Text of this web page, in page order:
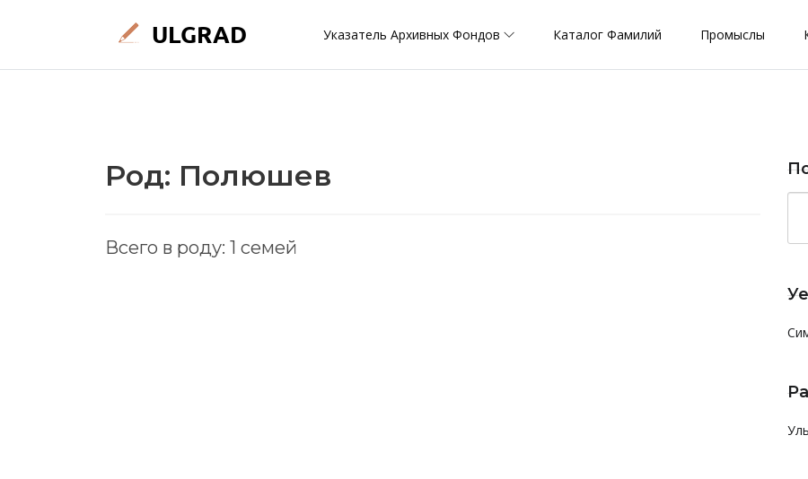
Указатель Архивных Фондов Каталог Фамилий Промыслы
Род: Полюшев
Всего в роду: 1 семей